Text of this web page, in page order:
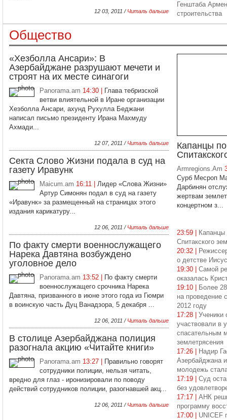
12 03, 2011 / Читаль дальше
Генштаба
строительства
Общество
«Хезболла Ансари»: В
Азербайджане разрушают мечети и
строят на их месте синагоги
Panorama.am 14:30 |
Глава тебризской
ветви влиятельной в Иране организации
Хезболла Ансари, ахунд Рухулла Беджани
написал письмо президенту Ирана Махмуду
Ахмади...
12 07, 2011 / Читаль дальше
Секта Слово Жизни подала в суд на
газету Иравунк
Maicum.am 16:11 | Лидер «Слова Жизни»
Артур Симонян подал в суд на газету
«Иравунк» за размещенный на страницах этого
издания карикатуру...
12 06, 2011 / Читаль дальше
По факту смерти военнослужащего
Нарека Давтяна возбуждено
уголовное дело
Panorama.am 13:52 |
По факту смерти
военнослужащего срочника Нарека
Давтяна, призванного в июне этого года из Гюмри
в воинскую часть Дуц Ванадзора, 5 декабря ...
12 06, 2011 / Читаль дальше
В столице Азербайджана полиция
разогнала акцию «Читайте книги»
Panorama.am 13:27 |
Правильно говорят
сотрудники полиции, нельзя читать,
вредно для глаз - иронизировали по поводу
действий сотрудников полиции, разогнавшей акц...
12 06, 2011 / Читаль дальше
Капанцы
Armregions.Am
Сурб Месроп
Дарбинян
жертвам
концертном з...
23:59 |
Капанцы
Спитакского
20:32 |
о детстве
19:30 | Самой
оказалась
19:10 |
Более
на проведение
2012 году
17:28 | Ученики
участвовали в
спасательным
землетрясения
17:26 |
Надир
Азербайджана
молодежь
17:19 | Суд
без
17:17 | АНК
программу
17:00 | UNICEF